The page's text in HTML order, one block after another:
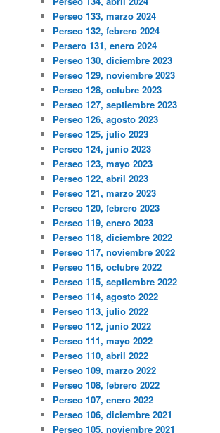
Perseo 133, marzo 2024
Perseo 132, febrero 2024
Persero 131, enero 2024
Perseo 130, diciembre 2023
Perseo 129, noviembre 2023
Perseo 128, octubre 2023
Perseo 127, septiembre 2023
Perseo 126, agosto 2023
Perseo 125, julio 2023
Perseo 124, junio 2023
Perseo 123, mayo 2023
Perseo 122, abril 2023
Perseo 121, marzo 2023
Perseo 120, febrero 2023
Perseo 119, enero 2023
Perseo 118, diciembre 2022
Perseo 117, noviembre 2022
Perseo 116, octubre 2022
Perseo 115, septiembre 2022
Perseo 114, agosto 2022
Perseo 113, julio 2022
Perseo 112, junio 2022
Perseo 111, mayo 2022
Perseo 110, abril 2022
Perseo 109, marzo 2022
Perseo 108, febrero 2022
Perseo 107, enero 2022
Perseo 106, diciembre 2021
Perseo 105, noviembre 2021